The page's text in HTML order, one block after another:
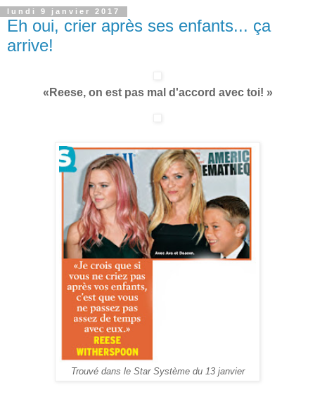
lundi 9 janvier 2017
Eh oui, crier après ses enfants... ça
arrive!
«Reese, on est pas mal d'accord avec toi! »
Trouvé dans le Star Système du 13 janvier